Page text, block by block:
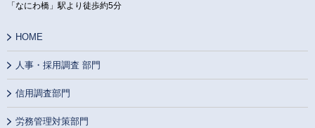
「なにわ橋」駅より徒歩約5分
HOME
人事・採用調査 部門
信用調査部門
労務管理対策部門